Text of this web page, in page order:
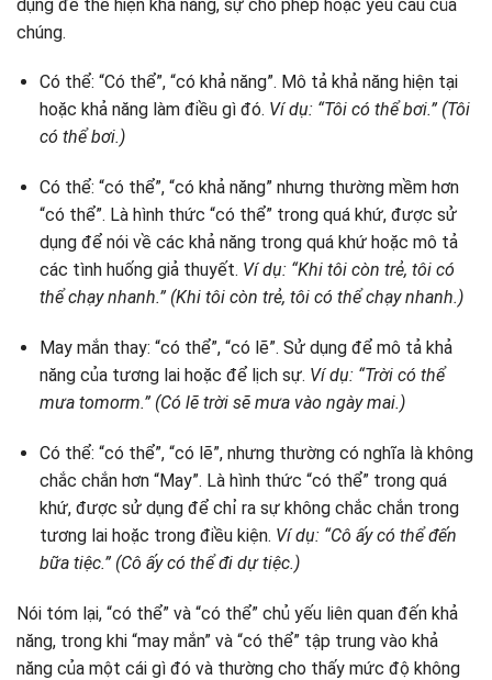
dụng để thể hiện khả năng, sự cho phép hoặc yêu cầu của
chúng.
Có thể: “Có thể”, “có khả năng”. Mô tả khả năng hiện tại
hoặc khả năng làm điều gì đó. Ví dụ: “Tôi có thể bơi.” (Tôi
có thể bơi.)
Có thể: “có thể”, “có khả năng” nhưng thường mềm hơn
“có thể”. Là hình thức “có thể” trong quá khứ, được sử
dụng để nói về các khả năng trong quá khứ hoặc mô tả
các tình huống giả thuyết. Ví dụ: “Khi tôi còn trẻ, tôi có
thể chạy nhanh.” (Khi tôi còn trẻ, tôi có thể chạy nhanh.)
May mắn thay: “có thể”, “có lẽ”. Sử dụng để mô tả khả
năng của tương lai hoặc để lịch sự. Ví dụ: “Trời có thể
mưa tomorm.” (Có lẽ trời sẽ mưa vào ngày mai.)
Có thể: “có thể”, “có lẽ”, nhưng thường có nghĩa là không
chắc chắn hơn “May”. Là hình thức “có thể” trong quá
khứ, được sử dụng để chỉ ra sự không chắc chắn trong
tương lai hoặc trong điều kiện. Ví dụ: “Cô ấy có thể đến
bữa tiệc.” (Cô ấy có thể đi dự tiệc.)
Nói tóm lại, “có thể” và “có thể” chủ yếu liên quan đến khả
năng, trong khi “may mắn” và “có thể” tập trung vào khả
năng của một cái gì đó và thường cho thấy mức độ không